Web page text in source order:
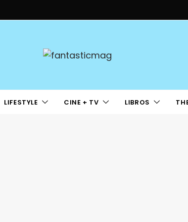
LIFESTYLE CINE + TV LIBROS